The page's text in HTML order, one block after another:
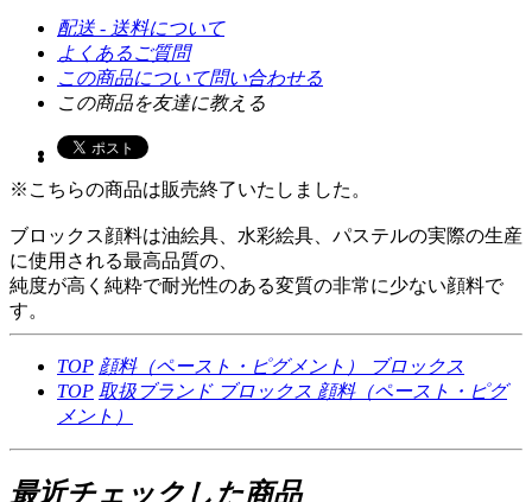
配送 - 送料について
よくあるご質問
この商品について問い合わせる
この商品を友達に教える
※こちらの商品は販売終了いたしました。
ブロックス顔料は油絵具、水彩絵具、パステルの実際の生産
に使用される最高品質の、
純度が高く純粋で耐光性のある変質の非常に少ない顔料で
す。
TOP 顔料（ペースト・ピグメント）
ブロックス
TOP 取扱ブランド ブロックス 顔料（ペースト・ピグ
メント）
最近チェックした商品